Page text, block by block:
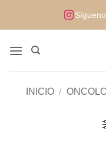
INICIO /